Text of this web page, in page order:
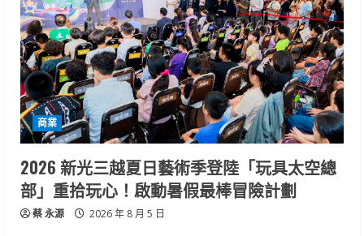
商業
2026 新光三越夏日藝術季登陸「玩具太空總
部」重拾玩心！啟動暑假最棒冒險計劃
蔡 永源 2026 年 8 月 5 日